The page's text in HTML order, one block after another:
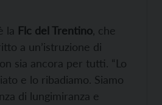
la Flc del Trentino , che
a un’istruzione di
sia ancora per tutti. “Lo
e lo ribadiamo. Siamo
di lungimiranza e